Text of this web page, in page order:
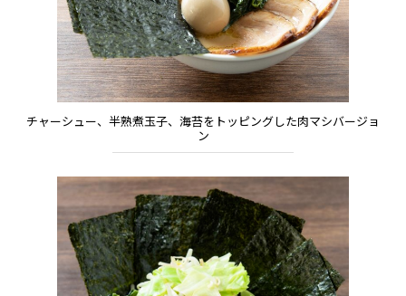
チャーシュー、半熟煮玉子、海苔をトッピングした肉マシバージョ
ン